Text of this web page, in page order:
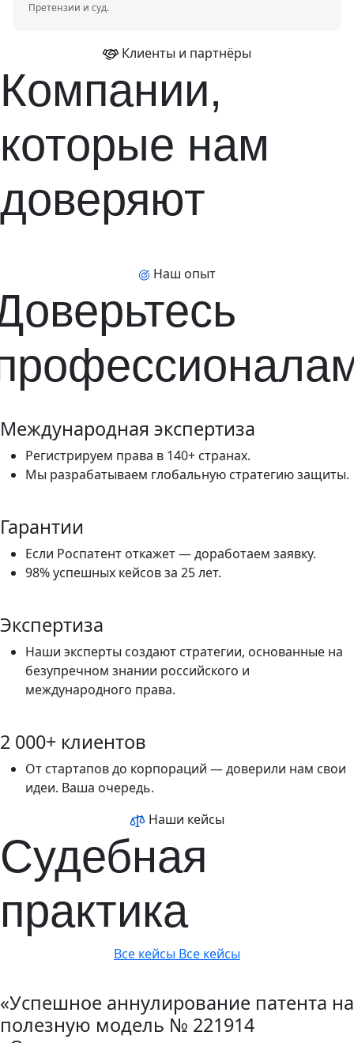
Претензии и суд.
Клиенты и партнёры
Компании,
которые нам
доверяют
Наш опыт
Международная экспертиза
Регистрируем права в 140+ странах.
Мы разрабатываем глобальную стратегию защиты.
Гарантии
Если Роспатент откажет — доработаем заявку.
98% успешных кейсов за 25 лет.
Экспертиза
Наши эксперты создают стратегии, основанные на
безупречном знании российского и
международного права.
2 000+ клиентов
От стартапов до корпораций — доверили нам свои
идеи. Ваша очередь.
Наши кейсы
Судебная
практика
Все кейсы Все кейсы
«Успешное аннулирование патента на
полезную модель № 221914